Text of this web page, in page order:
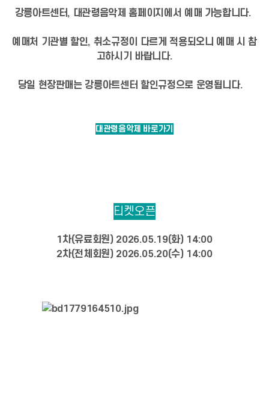
강릉아트센터, 대관령음악제 홈페이지에서 예매 가능합니다.
예매처 기관별 할인, 취소규정이 다르게 적용되오니 예매 시 참
고하시기 바랍니다.
당일 현장판매는 강릉아트센터 할인규정으로 운영됩니다.
대관령음악제 바로가기
티켓오픈
1차(유료회원) 2026.05.19(화) 14:00
2차(전체회원) 2026.05.20(수) 14:00